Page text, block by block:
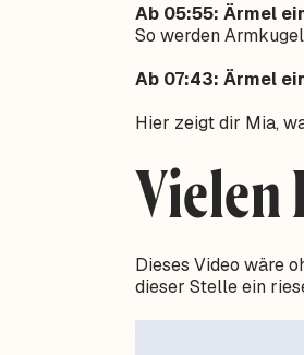
Ab 05:55: Ärmel
So werden
Ab 07:43: Ärmel
Hier zeigt dir Mia,
Vielen
Dieses Video wäre
dieser Stelle ein